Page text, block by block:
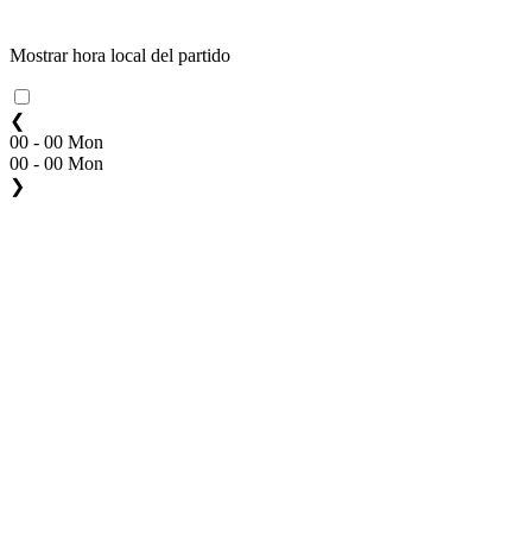
Mostrar hora local del partido
❮
00 - 00 Mon
00 - 00 Mon
❯